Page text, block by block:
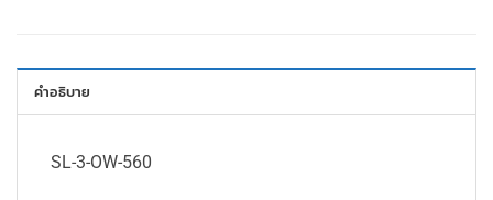
คำอธิบาย
SL-3-OW-560